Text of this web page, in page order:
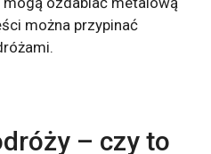
można przypinać
– czy to